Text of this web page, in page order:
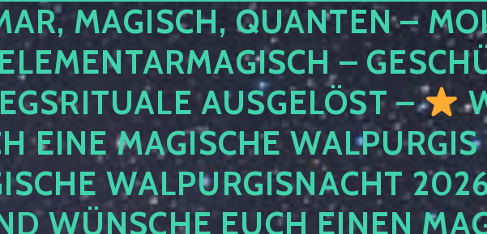
MAGISCH, QUANTEN –
–
AUSGELÖST –
EINE MAGISCHE
WALPURGISNACHT
WÜNSCHE EUCH EINEN